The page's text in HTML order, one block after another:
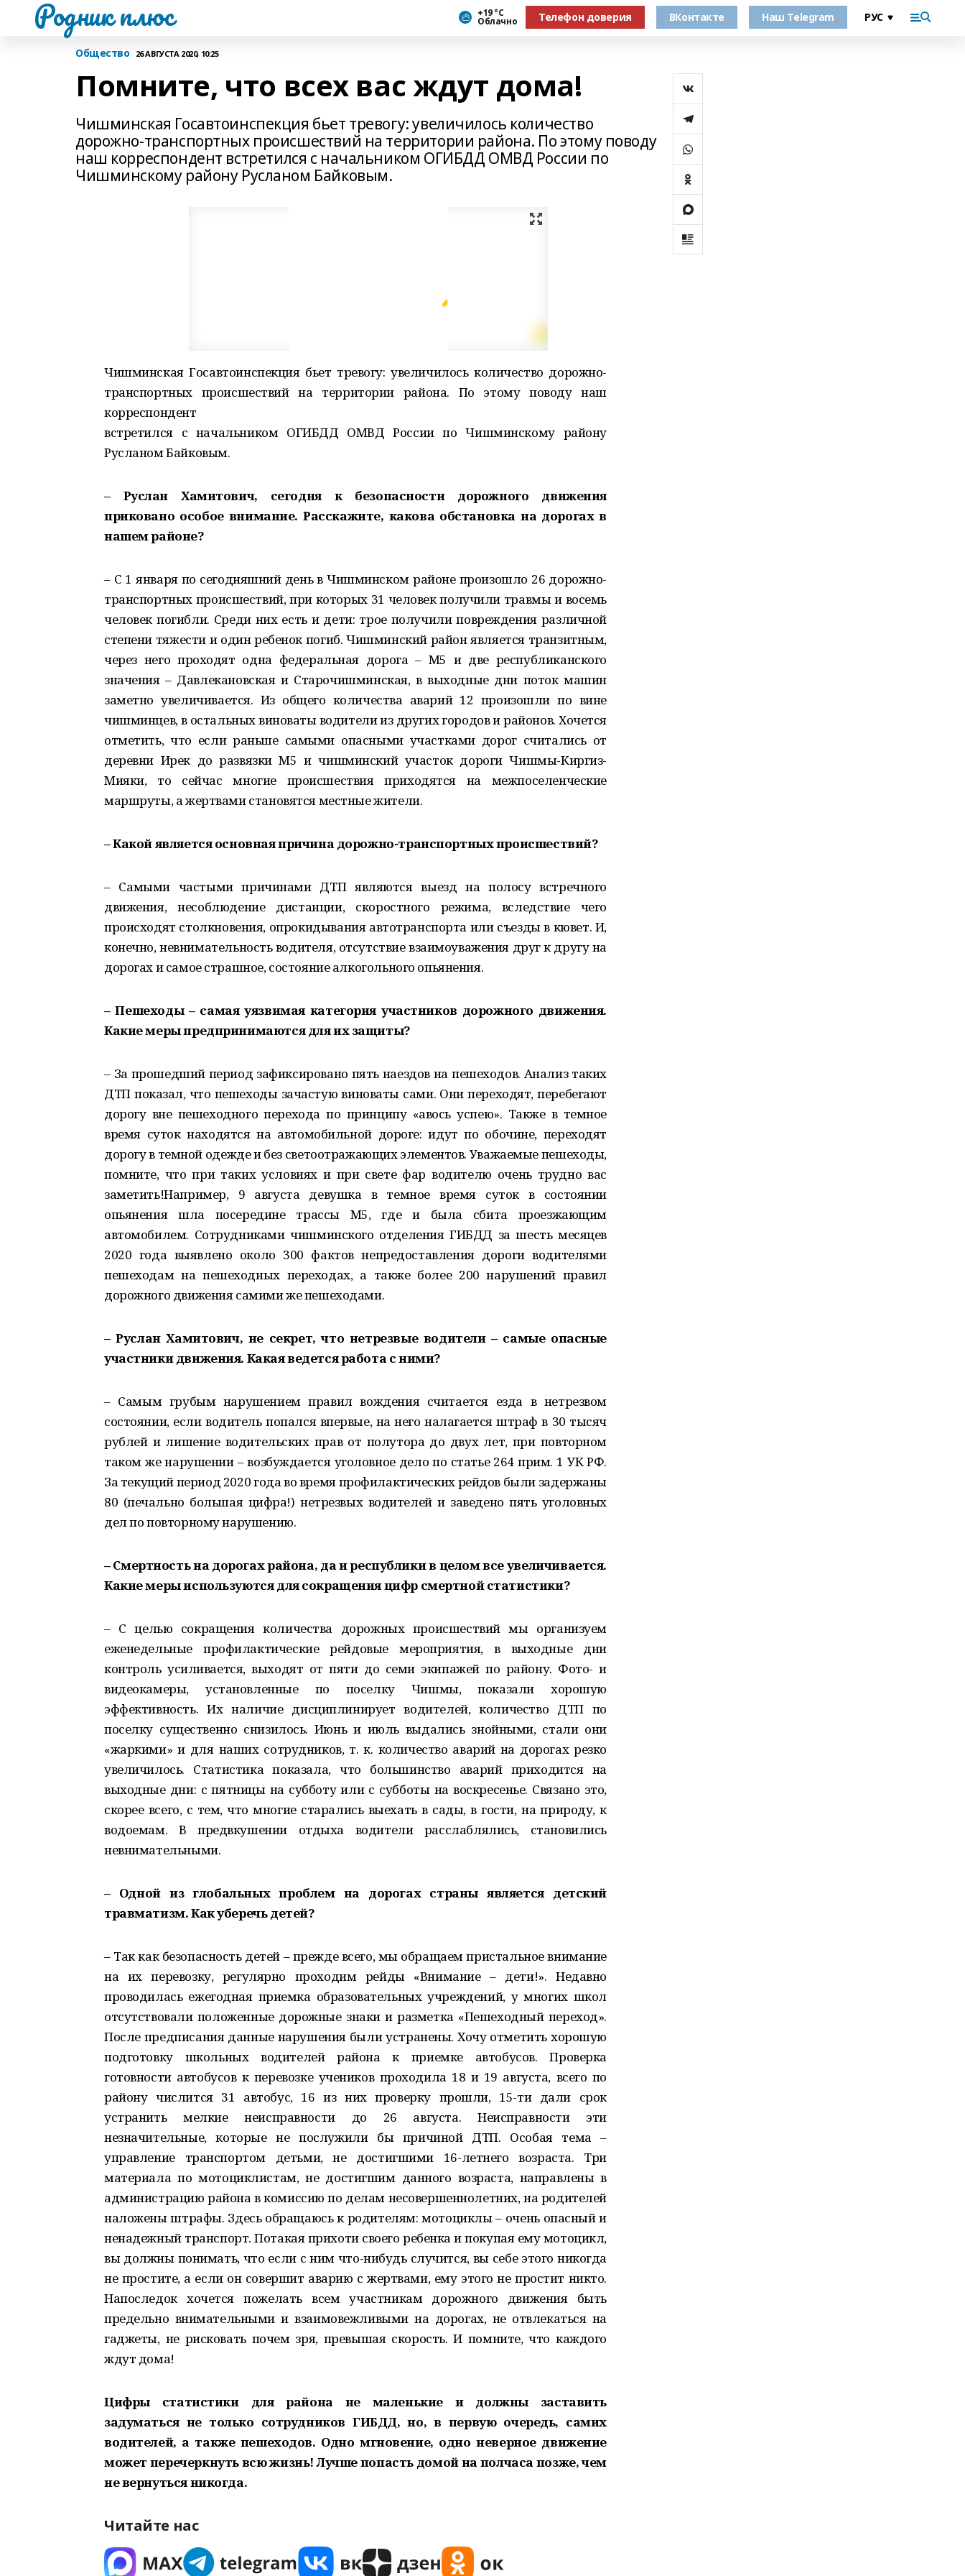
Родник плюс +19 °С
Облачно Телефон доверия ВКонтакте Наш Telegram
Общество 26 АВГУСТА 2020, 10:25
Помните, что всех вас ждут дома!
Чишминская Госавтоинспекция бьет тревогу: увеличилось количество
дорожно­-транспортных происшествий на территории района. По этому поводу
наш корреспондент встретился с начальником ОГИБДД ОМВД России по
Чишминскому району Русланом Байковым.
Чишминская Госавтоинспекция бьет тревогу: увеличилось количество дорожно­-
транспортных происшествий на территории района. По этому поводу наш
корреспондент
встретился с начальником ОГИБДД ОМВД России по Чишминскому району
Русланом Байковым.
– Руслан Хамитович, сегодня к безопасности дорожного движения
приковано особое внимание. Расскажите, какова обстановка на дорогах в
нашем районе?
– С 1 января по сегодняшний день в Чишминском районе произошло 26 дорожно­-
транспортных происшествий, при которых 31 человек получили травмы и восемь
человек погибли. Среди них есть и дети: трое получили повреждения различной
степени тяжести и один ребенок погиб. Чишминский район является транзитным,
через него проходят одна федеральная дорога – М5 и две республиканского
значения – Давлекановская и Старочишминская, в выходные дни поток машин
заметно увеличивается. Из общего количества аварий 12 произошли по вине
чишминцев, в остальных виноваты водители из других городов и районов. Хочется
отметить, что если раньше самыми опасными участками дорог считались от
деревни Ирек до развязки М5 и чишминский участок дороги Чишмы-­Киргиз­-
Мияки, то сейчас многие происшествия приходятся на межпоселенческие
маршруты, а жертвами становятся местные жители.
– Какой является основная причина дорожно­-транспортных происшествий?
– Самыми частыми причинами ДТП являются выезд на полосу встречного
движения, несоблюдение дистанции, скоростного режима, вследствие чего
происходят столкновения, опрокидывания автотранспорта или съезды в кювет. И,
конечно, невнимательность водителя, отсутствие взаимоуважения друг к другу на
дорогах и самое страшное, состояние алкогольного опьянения.
– Пешеходы – самая уязвимая категория участников дорожного движения.
Какие меры предпринимаются для их защиты?
– За прошедший период зафиксировано пять наездов на пешеходов. Анализ таких
ДТП показал, что пешеходы зачастую виноваты сами. Они переходят, перебегают
дорогу вне пешеходного перехода по принципу «авось успею». Также в темное
время суток находятся на автомобильной дороге: идут по обочине, переходят
дорогу в темной одежде и без светоотражающих элементов. Уважаемые пешеходы,
помните, что при таких условиях и при свете фар водителю очень трудно вас
заметить!Например, 9 августа девушка в темное время суток в состоянии
опьянения шла посередине трассы М5, где и была сбита проезжающим
автомобилем. Сотрудниками чишминского отделения ГИБДД за шесть месяцев
2020 года выявлено около 300 фактов непредоставления дороги водителями
пешеходам на пешеходных переходах, а также более 200 нарушений правил
дорожного движения самими же пешеходами.
– Руслан Хамитович, не секрет, что нетрезвые водители – самые опасные
участники движения. Какая ведется работа с ними?
– Самым грубым нарушением правил вождения считается езда в нетрезвом
состоянии, если водитель попался впервые, на него налагается штраф в 30 тысяч
руб­лей и лишение водительских прав от полутора до двух лет, при повторном
таком же нарушении – возбуждается уголовное дело по статье 264 прим. 1 УК РФ.
За текущий период 2020 года во время профилактических рейдов были задержаны
80 (печально большая цифра!) нетрезвых водителей и заведено пять уголовных
дел по повторному нарушению.
– Смертность на дорогах района, да и республики в целом все увеличивается.
Какие меры используются для сокращения цифр смертной статистики?
– С целью сокращения количества дорожных происшествий мы организуем
еженедельные профилактические рейдовые мероприятия, в выходные дни
контроль усиливается, выходят от пяти до семи экипажей по району. Фото-­ и
видеокамеры, установленные по поселку Чишмы, показали хорошую
эффективность. Их наличие дисциплинирует водителей, количество ДТП по
поселку существенно снизилось. Июнь и июль выдались знойными, стали они
«жаркими» и для наших сотрудников, т. к. количество аварий на дорогах резко
увеличилось. Статистика показала, что большинство аварий приходится на
выходные дни: с пятницы на субботу или с субботы на воскресенье. Связано это,
скорее всего, с тем, что многие старались выехать в сады, в гости, на природу, к
водоемам. В предвкушении отдыха водители расслаблялись, становились
невнимательными.
– Одной из глобальных проблем на дорогах страны является детский
травматизм. Как уберечь детей?
– Так как безопасность детей – прежде всего, мы обращаем пристальное внимание
на их перевозку, регулярно проходим рейды «Внимание – дети!». Недавно
проводилась ежегодная приемка образовательных учреждений, у многих школ
отсутствовали положенные дорожные знаки и разметка «Пешеходный переход».
После предписания данные нарушения были устранены. Хочу отметить хорошую
подготовку школьных водителей района к приемке автобусов. Проверка
готовности автобусов к перевозке учеников проходила 18 и 19 августа, всего по
району числится 31 автобус, 16 из них проверку прошли, 15-­ти дали срок
устранить мелкие неисправности до 26 августа. Неисправности эти
незначительные, которые не послужили бы причиной ДТП. Особая тема –
управление транспортом детьми, не достигшими 16­-летнего возраста. Три
материа­ла по мотоциклистам, не достигшим данного возраста, направлены в
администрацию района в комиссию по делам несовершеннолетних, на родителей
наложены штрафы. Здесь обращаюсь к родителям: мотоциклы – очень опасный и
ненадежный транспорт. Потакая прихоти своего ребенка и покупая ему мотоцикл,
вы должны понимать, что если с ним что­-нибудь случится, вы себе этого никогда
не простите, а если он совершит аварию с жертвами, ему этого не простит никто.
Напоследок хочется пожелать всем участникам дорожного движения быть
предельно внимательными и взаимовежливыми на дорогах, не отвлекаться на
гаджеты, не рисковать почем зря, превышая скорость. И помните, что каждого
ждут дома!
Цифры статистики для района не маленькие и должны заставить
задуматься не только сотрудников ГИБДД, но, в первую очередь, самих
водителей, а также пешеходов. Одно мгновение, одно неверное движение
может перечеркнуть всю жизнь! Лучше попасть домой на полчаса позже, чем
не вернуться никогда.
Читайте нас